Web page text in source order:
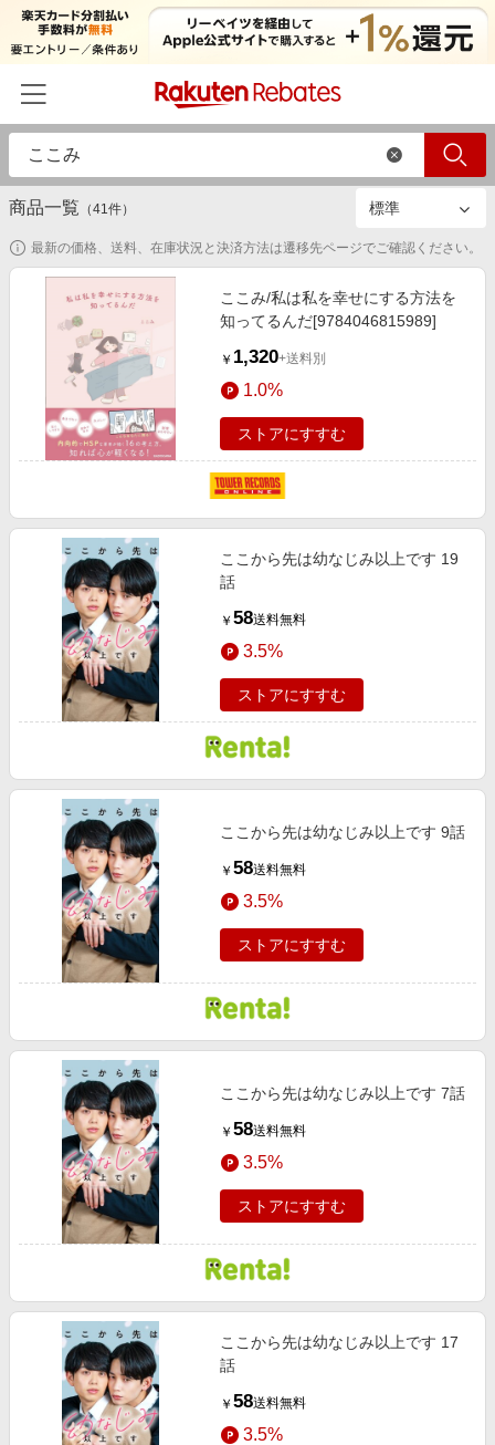
ホーム
カテゴリー一覧
百貨店・総合ECモール
ファッション・インナー・小物
食品・スイーツ・お酒
日用品・キッチン用品
コスメ・健康・医薬品
キッズ・ベビー用品
スポーツ・アウトドア・ゴルフ
インテリア・寝具
ペット・花・DIY・車
旅行・レジャー・ホテル予約
生活・お役立ち
金融・マネー・保険
ビジネス・その他サービス
イベント一覧
リーベイツ注目ストア
初回購入者限定特典
対象ストア新規限定特典
新着ストアのご紹介
電子書籍特集
楽天サービス特集
旅行特集
わくわく夏特集
50万ポイント山分けキャンペーン
とことん買い物チャレンジ
Apple公式サイト×楽天カード分割払い
Samsung ボーナスキャンペーン
週末の高還元 夏の長期版
ヘルプ
友達紹介
楽天IDでログイン/会員登録
絞り込み ストアのみ
商品一覧 （41件）
最新の価格、送料、在庫状況と決済方法は遷移先ページでご確認ください。
ここみ/私は私を幸せにする方法を
知ってるんだ[9784046815989]
￥ 1,320+送料別
1.0%
ストアにすすむ
ここから先は幼なじみ以上です 19
話
￥ 58送料無料
3.5%
ストアにすすむ
ここから先は幼なじみ以上です 9話
￥ 58送料無料
3.5%
ストアにすすむ
ここから先は幼なじみ以上です 7話
￥ 58送料無料
3.5%
ストアにすすむ
ここから先は幼なじみ以上です 17
話
￥ 58送料無料
3.5%